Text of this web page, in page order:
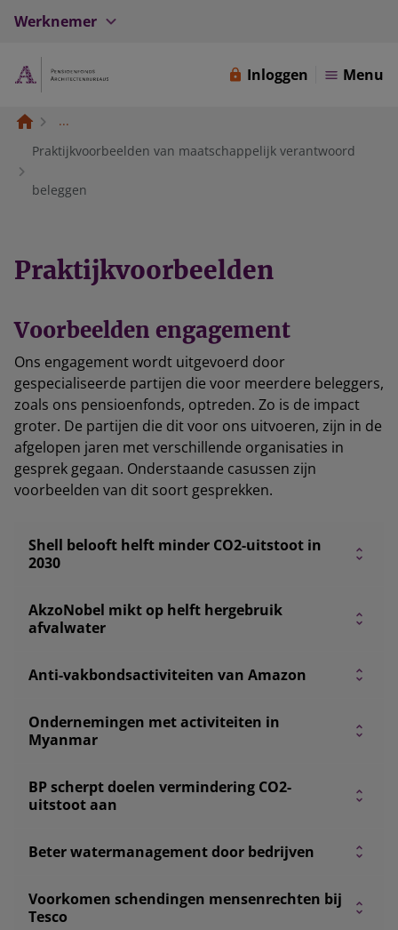
Werknemer
Inloggen Menu
...
Praktijkvoorbeelden van maatschappelijk verantwoord
beleggen
Praktijkvoorbeelden
Voorbeelden engagement
Ons engagement wordt uitgevoerd door
gespecialiseerde partijen die voor meerdere beleggers,
zoals ons pensioenfonds, optreden. Zo is de impact
groter. De partijen die dit voor ons uitvoeren, zijn in de
afgelopen jaren met verschillende organisaties in
gesprek gegaan. Onderstaande casussen zijn
voorbeelden van dit soort gesprekken.
Shell belooft helft minder CO2-uitstoot in
2030
AkzoNobel mikt op helft hergebruik
afvalwater
Anti-vakbondsactiviteiten van Amazon
Ondernemingen met activiteiten in
Myanmar
BP scherpt doelen vermindering CO2-
uitstoot aan
Beter watermanagement door bedrijven
Voorkomen schendingen mensenrechten bij
Tesco